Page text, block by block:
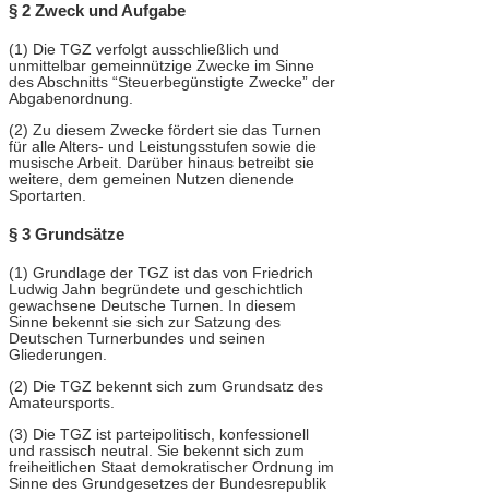
§ 2 Zweck und Aufgabe
(1) Die TGZ verfolgt ausschließlich und
unmittelbar gemeinnützige Zwecke im Sinne
des Abschnitts “Steuerbegünstigte Zwecke” der
Abgabenordnung.
(2) Zu diesem Zwecke fördert sie das Turnen
für alle Alters- und Leistungsstufen sowie die
musische Arbeit. Darüber hinaus betreibt sie
weitere, dem gemeinen Nutzen dienende
Sportarten.
§ 3 Grundsätze
(1) Grundlage der TGZ ist das von Friedrich
Ludwig Jahn begründete und geschichtlich
gewachsene Deutsche Turnen. In diesem
Sinne bekennt sie sich zur Satzung des
Deutschen Turnerbundes und seinen
Gliederungen.
(2) Die TGZ bekennt sich zum Grundsatz des
Amateursports.
(3) Die TGZ ist parteipolitisch, konfessionell
und rassisch neutral. Sie bekennt sich zum
freiheitlichen Staat demokratischer Ordnung im
Sinne des Grundgesetzes der Bundesrepublik